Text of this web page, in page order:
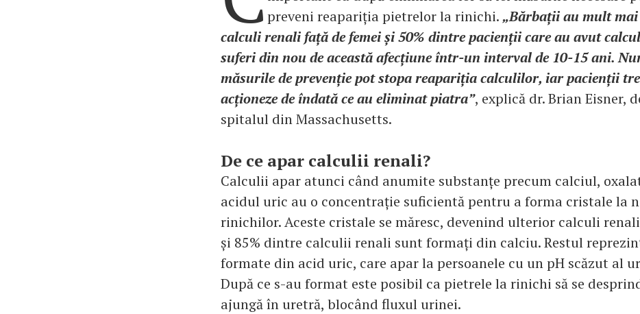
preveni reapariția pietrelor la rinichi.„Bărbații au mult mai
calculi renali față de femei și 50% dintre pacienții care au avut
suferi din nou de această afecțiune într-un interval de 10-15 ani.
măsurile de prevenție pot stopa reapariția calculilor, iar pacienții
acționeze de îndată ce au eliminat piatra”, explică dr. Brian Eisner,
spitalul din Massachusetts.
De ce apar calculii renali?
Calculii apar atunci când anumite substanțe precum calciul,
acidul uric au o concentrație suficientă pentru a forma cristale la
rinichilor. Aceste cristale se măresc, devenind ulterior calculi
și 85% dintre calculii renali sunt formați din calciu. Restul
formate din acid uric, care apar la persoanele cu un pH scăzut al
După ce s-au format este posibil ca pietrele la rinichi să se
ajungă în uretră, blocând fluxul urinei.